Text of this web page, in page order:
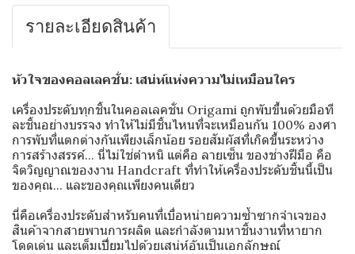
รายละเอียดสินค้า
หัวใจของคอลเลคชั่น: เสน่ห์แห่งความไม่เหมือนใคร
เครื่องประดับทุกชิ้นในคอลเลคชั่น Origami ถูกพับขึ้นด้วยมือที
ละชิ้นอย่างบรรจง ทำให้ไม่มีชิ้นไหนที่จะเหมือนกัน 100% องศา
การพับที่แตกต่างกันเพียงเล็กน้อย รอยสัมผัสที่เกิดขึ้นระหว่าง
การสร้างสรรค์... นี่ไม่ใช่ตำหนิ แต่คือ ลายเซ็น ของช่างฝีมือ คือ
จิตวิญญาณของงาน Handcraft ที่ทำให้เครื่องประดับชิ้นนี้เป็น
ของคุณ... และของคุณเพียงคนเดียว
นี่คือเครื่องประดับสำหรับคนที่เบื่อหน่ายความซ้ำซากจำเจของ
สินค้าจากสายพานการผลิต และกำลังตามหาชิ้นงานที่หายาก
โดดเด่น และเต็มเปี่ยมไปด้วยเสน่ห์อันเป็นเอกลักษณ์